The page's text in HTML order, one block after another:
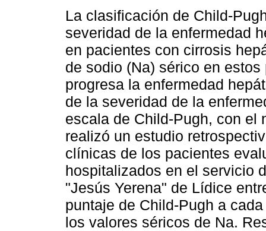
La clasificación de Child-
severidad de la enfermedad
en pacientes con cirrosis
de sodio (Na) sérico en
progresa la enfermedad
de la severidad de la
escala de Child-Pugh, con el
realizó un estudio
clínicas de los pacientes
hospitalizados en el servicio
"Jesús Yerena" de Lídice
puntaje de Child-Pugh a
los valores séricos de Na.